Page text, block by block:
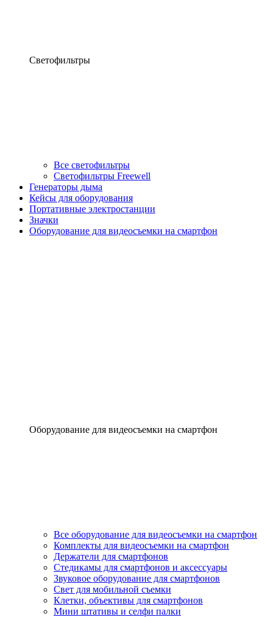
Светофильтры
Все светофильтры
Светофильтры Freewell
Генераторы дыма
Кейсы для оборудования
Портативные электростанции
Значки
Оборудование для видеосъемки на смартфон
Оборудование для видеосъемки на смартфон
Все оборудование для видеосъемки на смартфон
Комплекты для видеосъемки на смартфон
Держатели для смартфонов
Стедикамы для смартфонов и аксессуары
Звуковое оборудование для смартфонов
Свет для мобильной съемки
Клетки, объективы для смартфонов
Мини штативы и селфи палки